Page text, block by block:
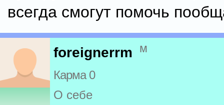
всегда смогут помочь
foreignerrm м
Карма 0
О себе